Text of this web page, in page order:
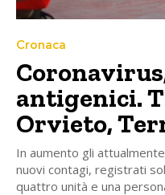
Cronaca
antigenici.
Orvieto,
In aumento gli
nuovi contagi, registrati
quattro unità e una